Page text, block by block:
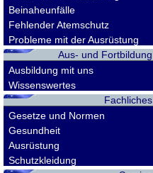
Beinaheunfälle
Fehlender Atemschutz
Probleme mit der Ausrüstung
Aus- und Fortbildung
Ausbildung mit uns
Wissenswertes
Fachliches
Gesetze und Normen
Gesundheit
Ausrüstung
Schutzkleidung